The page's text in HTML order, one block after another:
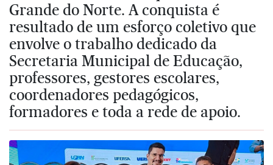
Grande do Norte. A conquista é
resultado de um esforço coletivo que
envolve o trabalho dedicado da
Secretaria Municipal de Educação,
professores, gestores escolares,
coordenadores pedagógicos,
formadores e toda a rede de apoio.